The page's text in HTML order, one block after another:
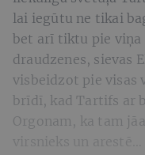
lai iegūtu ne tikai
bet arī tiktu pie viņa
draudzenes, sievas
visbeidzot pie visas
brīdī, kad Tartifs ar
Orgonam, ka tam